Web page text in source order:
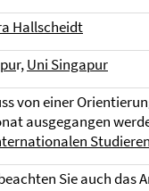
Hallscheidt
r,Uni Singapur
von einer
ausgegangen
Sie auch das